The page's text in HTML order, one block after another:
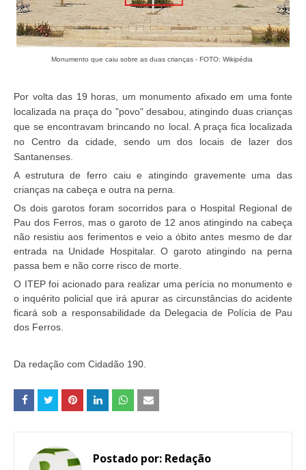
Monumento que caiu sobre as duas crianças - FOTO: Wikipédia
Por volta das 19 horas, um monumento afixado em uma fonte
localizada na praça do "povo" desabou, atingindo duas crianças
que se encontravam brincando no local. A praça fica localizada
no Centro da cidade, sendo um dos locais de lazer dos
Santanenses.
A estrutura de ferro caiu e atingindo gravemente uma das
crianças na cabeça e outra na perna.
Os dois garotos foram socorridos para o Hospital Regional de
Pau dos Ferros, mas o garoto de 12 anos atingindo na cabeça
não resistiu aos ferimentos e veio a óbito antes mesmo de dar
entrada na Unidade Hospitalar. O garoto atingindo na perna
passa bem e não corre risco de morte.
O ITEP foi acionado para realizar uma perícia no monumento e
o inquérito policial que irá apurar as circunstâncias do acidente
ficará sob a responsabilidade da Delegacia de Polícia de Pau
dos Ferros.
Da redação com Cidadão 190.
Postado por: Redação